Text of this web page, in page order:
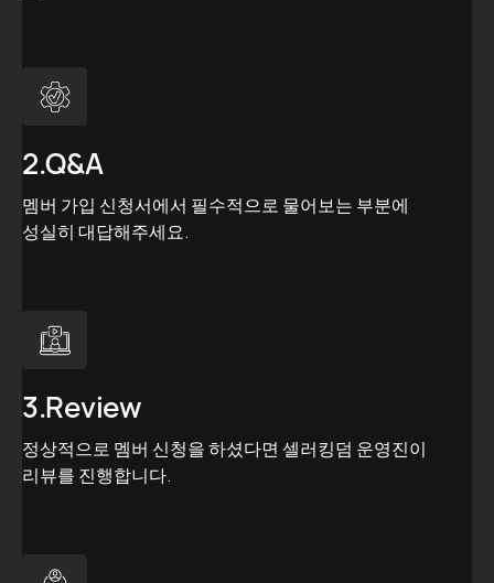
2.Q&A
멤버 가입 신청서에서 필수적으로 물어보는 부분에
성실히 대답해주세요.
3.Review
정상적으로 멤버 신청을 하셨다면 셀러킹덤 운영진이
리뷰를 진행합니다.